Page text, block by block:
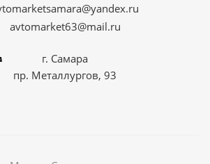
avtomarket63@mail.ru
г. Самара
пр. Металлургов, 93